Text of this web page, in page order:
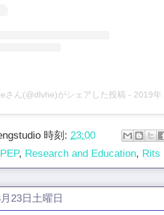
さん(@dlvhe)がシェアした投稿 - 2019年
時刻: 23:00
PEP, Research and Education, Rits
23日土曜日